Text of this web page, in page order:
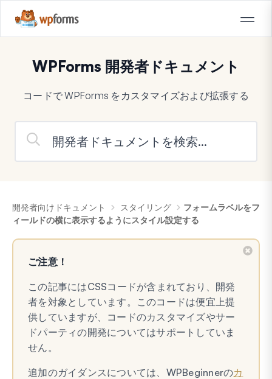
WPForms 開発者ドキュメント
コードで WPForms をカスタマイズおよび拡張する
開発者向けドキュメント スタイリング
フォームラベルをフ
ィールドの横に表示するようにスタイル設定する
ご注意！
この記事にはCSSコードが含まれており、開発
者を対象としています。このコードは便宜上提
供していますが、コードのカスタマイズやサー
ドパーティの開発についてはサポートしていま
せん。
追加のガイダンスについては、WPBeginnerのカ